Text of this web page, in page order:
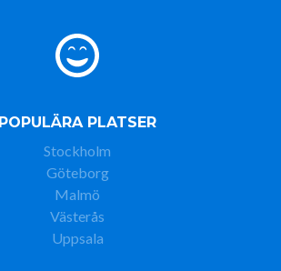
POPULÄRA PLATSER
Stockholm
Göteborg
Malmö
Västerås
Uppsala